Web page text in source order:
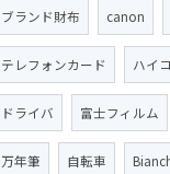
ブランド財布 canon
テレフォンカード ハイ
ドライバ 富士フィルム
万年筆 自転車